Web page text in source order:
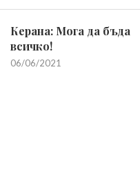
Керана: Мога да бъда
всичко!
06/06/2021